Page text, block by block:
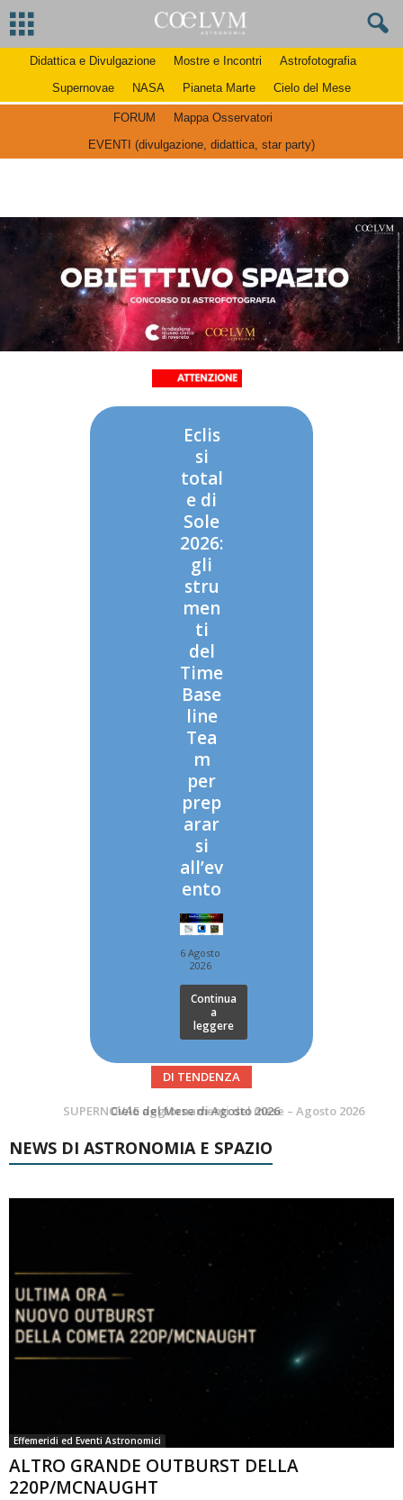
Didattica e Divulgazione Mostre e Incontri
Astrofotografia
Supernovae
NASA Pianeta Marte Cielo del Mese
FORUM
Mappa Osservatori
EVENTI (divulgazione, didattica, star party)
Eclis
si
total
e di
Sole
2026:
gli
stru
men
ti
del
Time
Base
line
Tea
m
per
prep
arar
si
all’ev
ento
6 Agosto
2026
Continua
a
leggere
DI TENDENZA
SUPERNOVAE aggiornamenti del mese – Agosto 2026
Le Comete del mese di Agosto: LA 10P/TEMPEL AL PERIELIO
NEWS DI ASTRONOMIA E SPAZIO
Effemeridi ed Eventi Astronomici
ALTRO GRANDE OUTBURST DELLA
220P/MCNAUGHT